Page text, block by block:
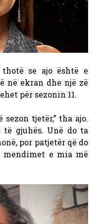
thotë se ajo është e
në ekran dhe një zë
për sezonin 11.
tjetër,” tha ajo.
gjuhës. Unë do ta
por patjetër që do
e mia më